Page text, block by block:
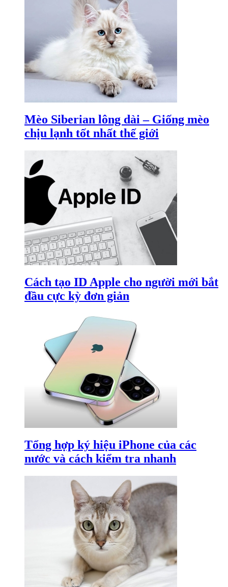
Mèo Siberian lông dài – Giống mèo
chịu lạnh tốt nhất thế giới
Cách tạo ID Apple cho người mới bắt
đầu cực kỳ đơn giản
Tổng hợp ký hiệu iPhone của các
nước và cách kiểm tra nhanh